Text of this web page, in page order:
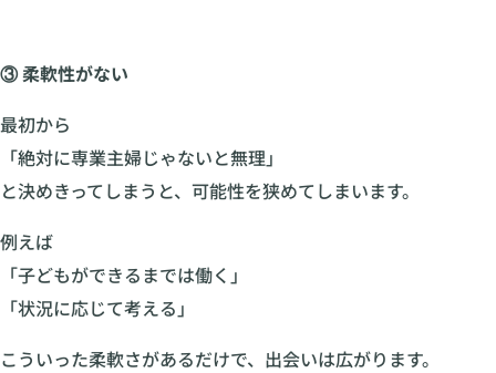
③ 柔軟性がない
最初から
「絶対に専業主婦じゃないと無理」
と決めきってしまうと、可能性を狭めてしまいます。
例えば
「子どもができるまでは働く」
「状況に応じて考える」
こういった柔軟さがあるだけで、出会いは広がります。